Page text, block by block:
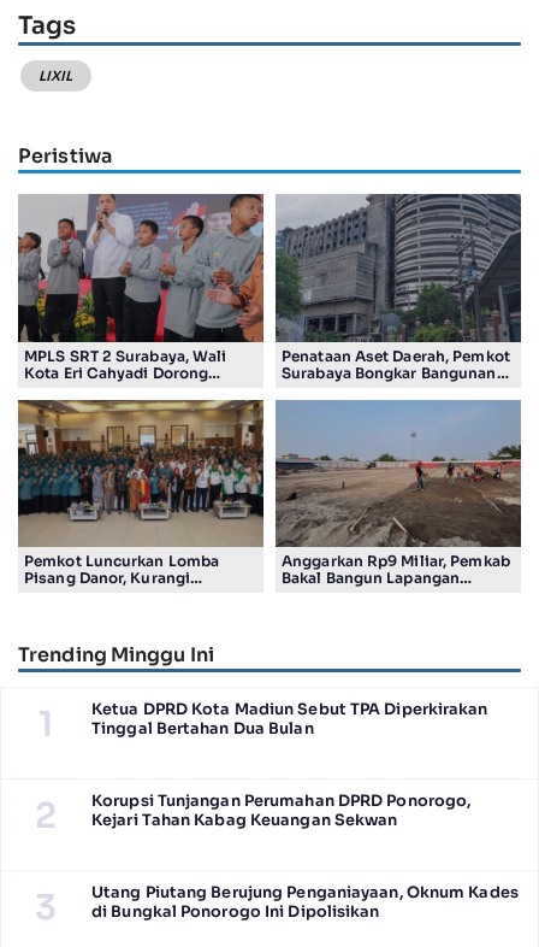
Tags
LIXIL
Peristiwa
MPLS SRT 2 Surabaya, Wali
Kota Eri Cahyadi Dorong
Berkarakter
Penataan Aset Daerah, Pemkot
Surabaya Bongkar Bangunan
Pemkot Luncurkan Lomba
Pisang Danor, Kurangi
Anggarkan Rp9 Miliar, Pemkab
Bakal Bangun Lapangan
Trending Minggu Ini
1
Ketua DPRD Kota Madiun Sebut TPA Diperkirakan
Tinggal Bertahan Dua Bulan
2
Korupsi Tunjangan Perumahan DPRD Ponorogo,
Kejari Tahan Kabag Keuangan Sekwan
3
Utang Piutang Berujung Penganiayaan, Oknum Kades
di Bungkal Ponorogo Ini Dipolisikan